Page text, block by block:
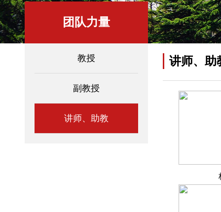
团队力量
教授
副教授
讲师、助教
讲师、助